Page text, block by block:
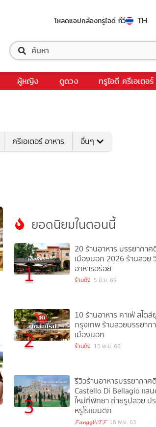
โหลดแอปกล่องทรูไอดี ทีวี TH
ผู้หญิง ดูดวง ทรูไอดี ครีเอเตอร์
ครีเอเตอร์ อาหาร อื่นๆ
ยอดนิยมในตอนนี้
1
20 ร้านอาหาร บรรยากา
เมืองนอก 2026 ร้านสวย
อาหารอร่อย
ร้านดัง 5 มิ.ย. 69
2
10 ร้านอาหาร คาเฟ่ สไตล์
กรุงเทพ ร้านสวยบรรยา
เมืองนอก
ร้านดัง 15 พ.ย. 66
3
รีวิวร้านอาหารบรรยากาศดี
Castello Di Bellagio แล
ใหม่ที่พัทยา ถ่ายรูปสวย ป
หรูโรแมนติก
𝓕𝓪𝓷𝓰𝔃𝓦𝓣𝓕 18 พ.ย. 63